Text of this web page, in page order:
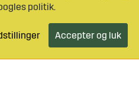
politik.
Accepter og luk